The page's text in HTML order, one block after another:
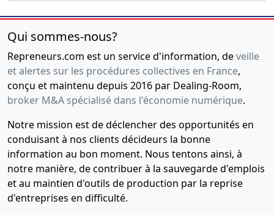
Qui sommes-nous?
Repreneurs.com est un service d'information, deveille
et alertes sur les procédures collectives en France,
conçu et maintenu depuis 2016 par Dealing-Room,
broker M&A spécialisé dans l'économie numérique.
Notre mission est de déclencher des opportunités en
conduisant à nos clients décideurs la bonne
information au bon moment. Nous tentons ainsi, à
notre manière, de contribuer à la sauvegarde d'emplois
et au maintien d'outils de production par la reprise
d'entreprises en difficulté.